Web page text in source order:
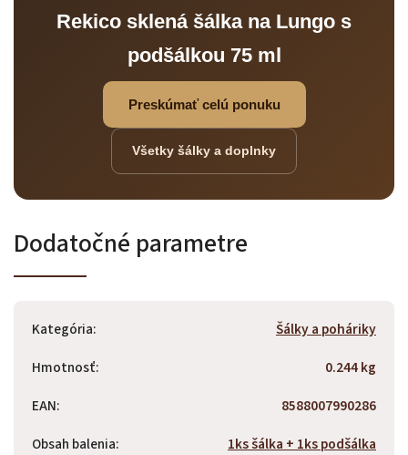
Rekico sklená šálka na Lungo s
podšálkou 75 ml
Preskúmať celú ponuku
Všetky šálky a doplnky
Dodatočné parametre
Kategória:
Šálky a poháriky
Hmotnosť:
0.244 kg
EAN:
8588007990286
Obsah balenia:
1ks šálka + 1ks podšálka